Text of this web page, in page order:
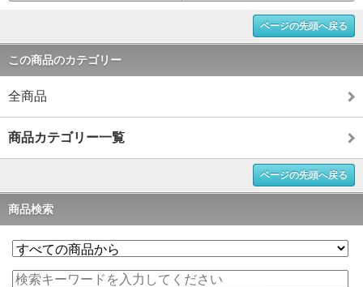
ページの先頭へ戻る
この商品のカテゴリー
全商品
商品カテゴリー一覧
ページの先頭へ戻る
商品検索